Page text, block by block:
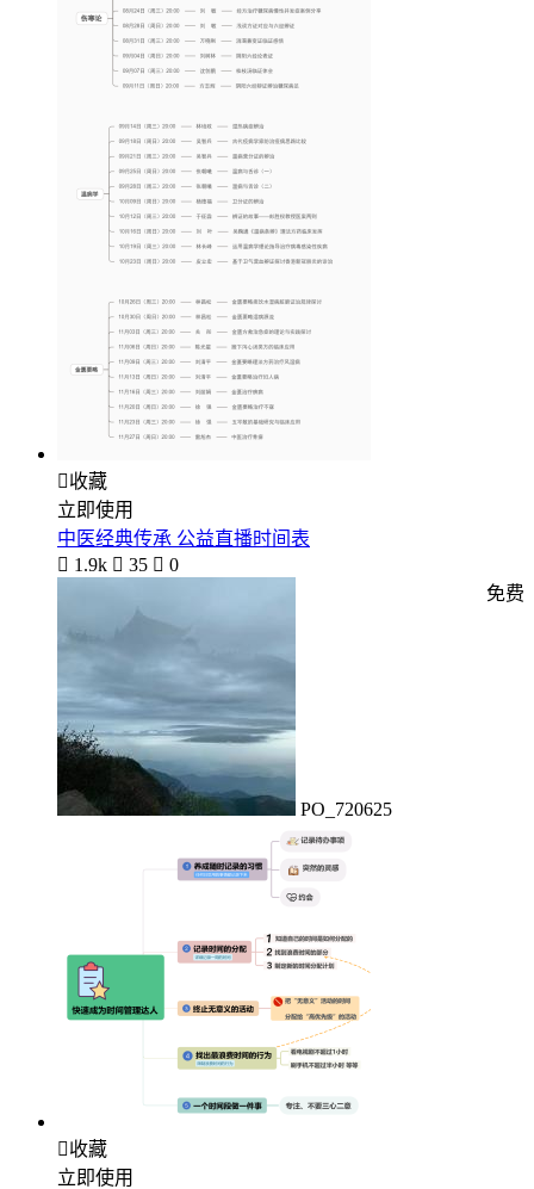
收藏
立即使用
中医经典传承 公益直播时间表
 1.9k  35  0
PO_720625
免费
收藏
立即使用